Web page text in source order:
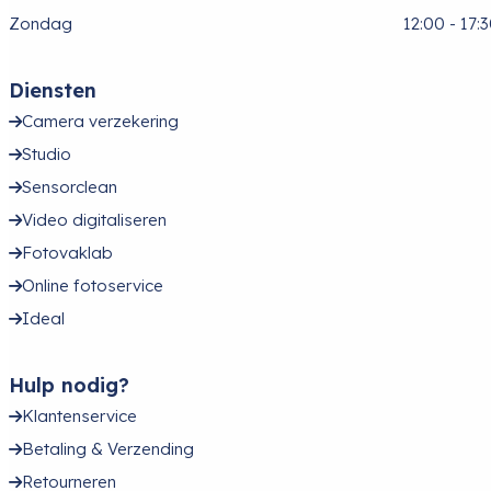
Zondag
12:00 -
Diensten
Camera verzekering
Studio
Sensorclean
Video digitaliseren
Fotovaklab
Online fotoservice
Ideal
Hulp nodig?
Klantenservice
Betaling & Verzending
Retourneren